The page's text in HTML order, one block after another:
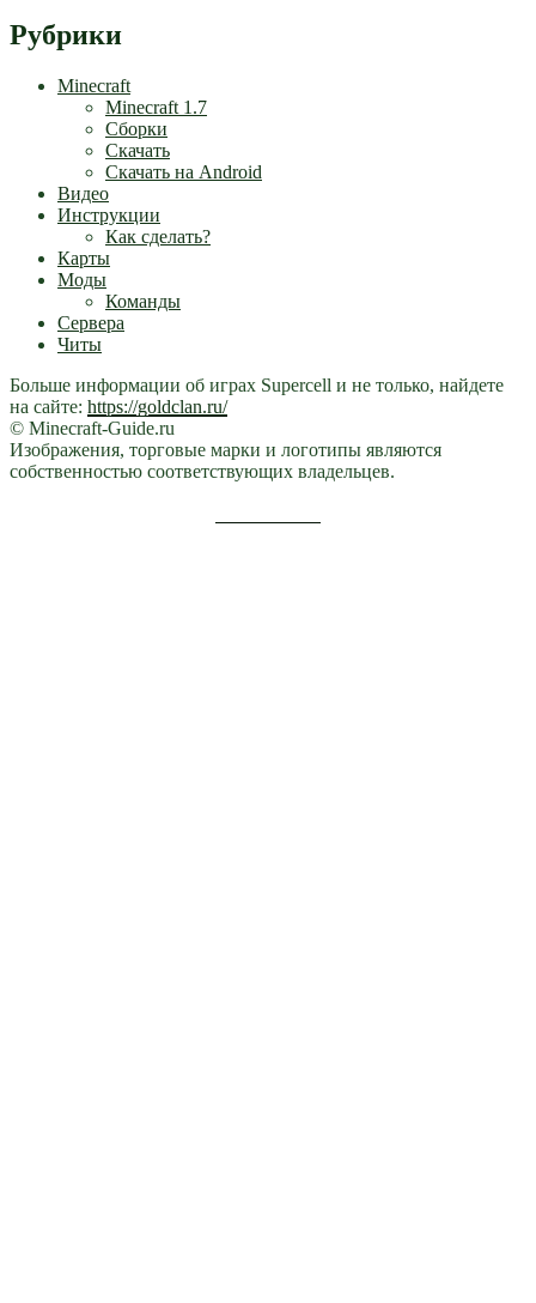
Рубрики
Minecraft
Minecraft 1.7
Сборки
Скачать
Скачать на Android
Видео
Инструкции
Как сделать?
Карты
Моды
Команды
Сервера
Читы
Больше информации об играх Supercell и не только, найдете
на сайте: https://goldclan.ru/
© Minecraft-Guide.ru
Изображения, торговые марки и логотипы являются
собственностью соответствующих владельцев.